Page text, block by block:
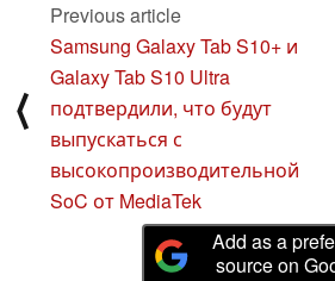
⟨
Previous article
Samsung Galaxy Tab S10+ и
Galaxy Tab S10 Ultra
подтвердили, что будут
выпускаться с
высокопроизводительной
SoC от MediaTek
Add as a
source on